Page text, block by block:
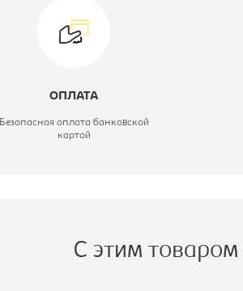
ОПЛАТА
Безопасная оплата банковской
картой
С этим товаром